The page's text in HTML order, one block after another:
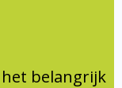
het belangrijk